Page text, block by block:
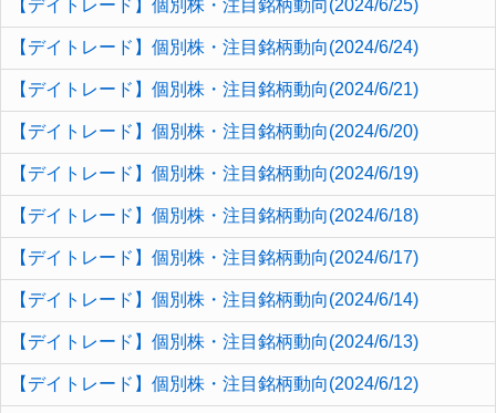
【デイトレード】個別株・注目銘柄動向(2024/6/25)
【デイトレード】個別株・注目銘柄動向(2024/6/24)
【デイトレード】個別株・注目銘柄動向(2024/6/21)
【デイトレード】個別株・注目銘柄動向(2024/6/20)
【デイトレード】個別株・注目銘柄動向(2024/6/19)
【デイトレード】個別株・注目銘柄動向(2024/6/18)
【デイトレード】個別株・注目銘柄動向(2024/6/17)
【デイトレード】個別株・注目銘柄動向(2024/6/14)
【デイトレード】個別株・注目銘柄動向(2024/6/13)
【デイトレード】個別株・注目銘柄動向(2024/6/12)